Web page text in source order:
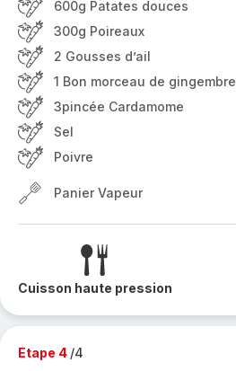
600g Patates douces
300g Poireaux
2 Gousses d’ail
1 Bon morceau de gingembre
3pincée Cardamome
Sel
Poivre
Panier Vapeur
Cuisson haute pression
Etape 4 /4